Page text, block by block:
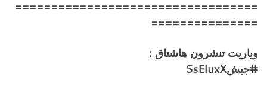
==================================
===============
وياريت تنشرون هاشتاق :
#جيشSsEluxX